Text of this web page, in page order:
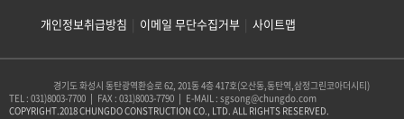
개인정보취급방침 이메일 무단수집거부 사이트맵
경기도 화성시 동탄광역환승로 62, 201동 4층 417호(오산동,동탄역,삼정그린코아더시티)
TEL : 031)8003-7700
FAX : 031)8003-7790
E-MAIL : sgsong@chungdo.com
COPYRIGHT.2018 CHUNGDO CONSTRUCTION CO., LTD. ALL RIGHTS RESERVED.